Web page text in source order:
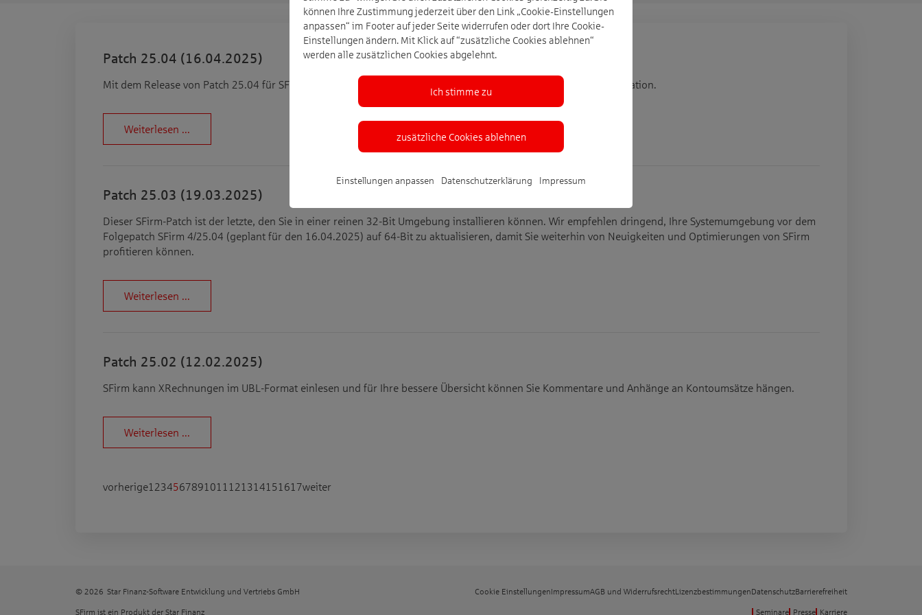
Patch 25.04 (16.04.2025)
Mit dem Release von Patch 25.04 für SFirm 4 ist eine 64-Bit-Systemumgebung die Voraussetzung für eine Installation.
Weiterlesen ...
Patch 25.03 (19.03.2025)
Dieser SFirm-Patch ist der letzte, den Sie in einer reinen 32-Bit Umgebung installieren können. Wir empfehlen dringend, Ihre Systemumgebung vor dem
Folgepatch SFirm 4/25.04 (geplant für den 16.04.2025) auf 64-Bit zu aktualisieren, damit Sie weiterhin von Neuigkeiten und Optimierungen von SFirm
profitieren können.
Weiterlesen ...
Patch 25.02 (12.02.2025)
SFirm kann XRechnungen im UBL-Format einlesen und für Ihre bessere Übersicht können Sie Kommentare und Anhänge an Kontoumsätze hängen.
Weiterlesen ...
vorherige1 234567891011 121314151617weiter
© 2026 Star Finanz-Software Entwicklung und Vertriebs GmbH Cookie EinstellungenImpressumAGB und WiderrufsrechtLizenzbestimmungenDatenschutzBarrierefreiheit
SFirm ist ein Produkt der Star Finanz Seminare Presse Karriere
können Ihre Zustimmung jederzeit über den Link „Cookie-Einstellungen
anpassen“ im Footer auf jeder Seite widerrufen oder dort Ihre Cookie-
Einstellungen ändern. Mit Klick auf “zusätzliche Cookies ablehnen“
werden alle zusätzlichen Cookies abgelehnt.
Ich stimme zu
zusätzliche Cookies ablehnen
Einstellungen anpassen Datenschutzerklärung Impressum